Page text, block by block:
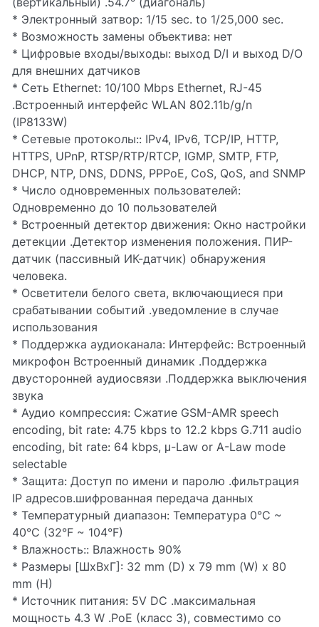
* Электронный затвор: 1/15 sec. to 1/25,000 sec.
* Возможность замены объектива: нет
* Цифровые входы/выходы: выход D/I и выход D/O
для внешних датчиков
* Сеть Ethernet: 10/100 Mbps Ethernet, RJ-45
.Встроенный интерфейс WLAN 802.11b/g/n
(IP8133W)
* Сетевые протоколы:: IPv4, IPv6, TCP/IP, HTTP,
HTTPS, UPnP, RTSP/RTP/RTCP, IGMP, SMTP, FTP,
DHCP, NTP, DNS, DDNS, PPPoE, CoS, QoS, and SNMP
* Число одновременных пользователей:
Одновременно до 10 пользователей
* Встроенный детектор движения: Окно настройки
детекции .Детектор изменения положения. ПИР-
датчик (пассивный ИК-датчик) обнаружения
человека.
* Осветители белого света, включающиеся при
срабатывании событий .уведомление в случае
использования
* Поддержка аудиоканала: Интерфейс: Встроенный
микрофон Встроенный динамик .Поддержка
двусторонней аудиосвязи .Поддержка выключения
звука
* Аудио компрессия: Сжатие GSM-AMR speech
encoding, bit rate: 4.75 kbps to 12.2 kbps G.711 audio
encoding, bit rate: 64 kbps, μ-Law or A-Law mode
selectable
* Защита: Доступ по имени и паролю .фильтрация
IP адресов.шифрованная передача данных
* Температурный диапазон: Температура 0°C ~
40°C (32°F ~ 104°F)
* Влажность:: Влажность 90%
* Размеры [ШхВхГ]: 32 mm (D) x 79 mm (W) x 80
mm (H)
* Источник питания: 5V DC .максимальная
мощность 4.3 W .PoE (класс 3), совместимо со